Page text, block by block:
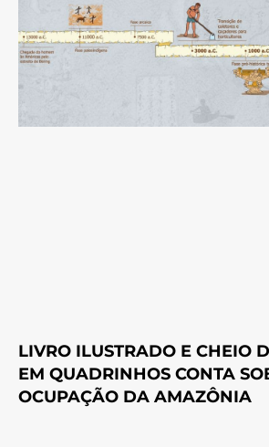
LIVRO ILUSTRADO E CHEIO
EM QUADRINHOS CONTA
OCUPAÇÃO DA AMAZÔNIA